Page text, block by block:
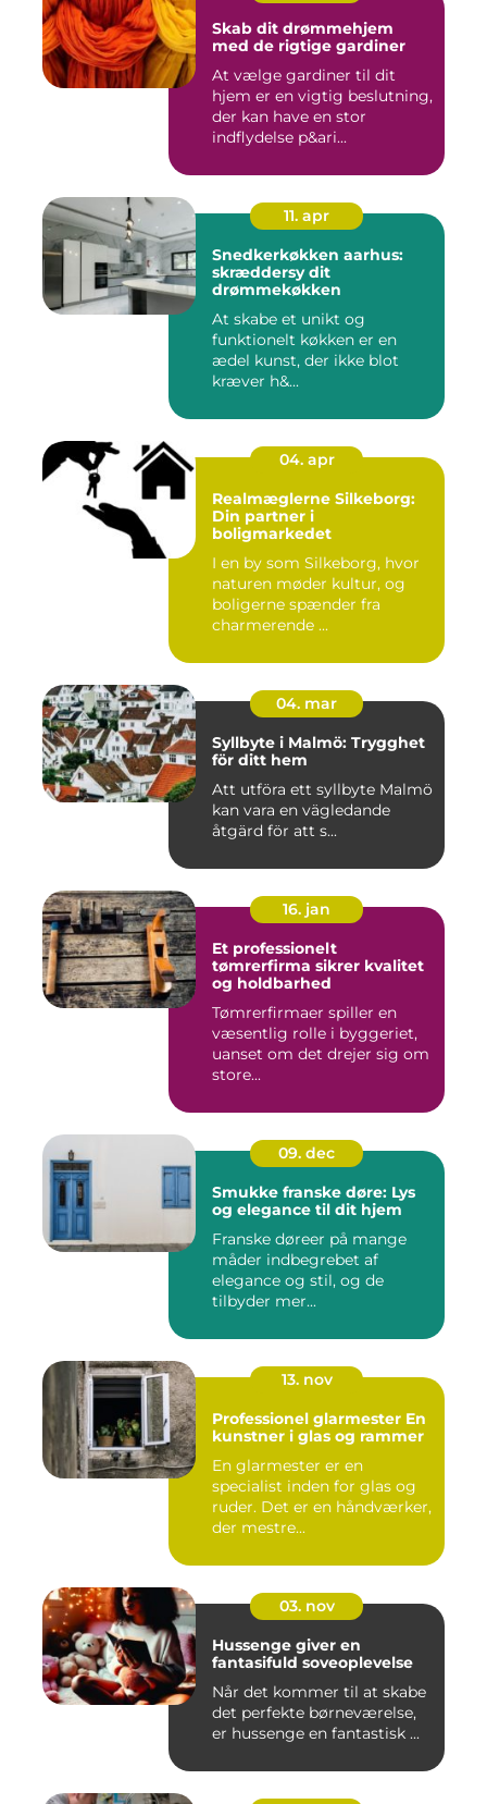
Skab dit drømmehjem
med de rigtige gardiner
At vælge gardiner til dit
hjem er en vigtig beslutning,
der kan have en stor
indflydelse p&ari...
11. apr
Snedkerkøkken aarhus:
skræddersy dit
drømmekøkken
At skabe et unikt og
funktionelt køkken er en
ædel kunst, der ikke blot
kræver h&...
04. apr
Realmæglerne Silkeborg:
Din partner i
boligmarkedet
I en by som Silkeborg, hvor
naturen møder kultur, og
boligerne spænder fra
charmerende ...
04. mar
Syllbyte i Malmö: Trygghet
för ditt hem
Att utföra ett syllbyte Malmö
kan vara en vägledande
åtgärd för att s...
16. jan
Et professionelt
tømrerfirma sikrer kvalitet
og holdbarhed
Tømrerfirmaer spiller en
væsentlig rolle i byggeriet,
uanset om det drejer sig om
store...
09. dec
Smukke franske døre: Lys
og elegance til dit hjem
Franske døreer på mange
måder indbegrebet af
elegance og stil, og de
tilbyder mer...
13. nov
Professionel glarmester En
kunstner i glas og rammer
En glarmester er en
specialist inden for glas og
ruder. Det er en håndværker,
der mestre...
03. nov
Hussenge giver en
fantasifuld soveoplevelse
Når det kommer til at skabe
det perfekte børneværelse,
er hussenge en fantastisk ...